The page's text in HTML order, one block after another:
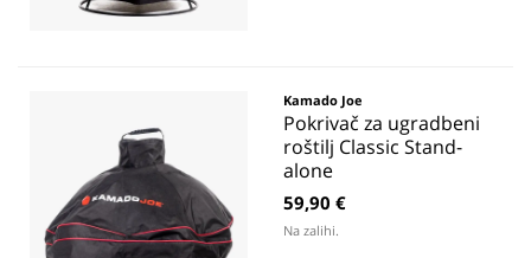
Kamado Joe
Pokrivač za ugradbeni
roštilj Classic Stand-
alone
59,90 €
Na zalihi.